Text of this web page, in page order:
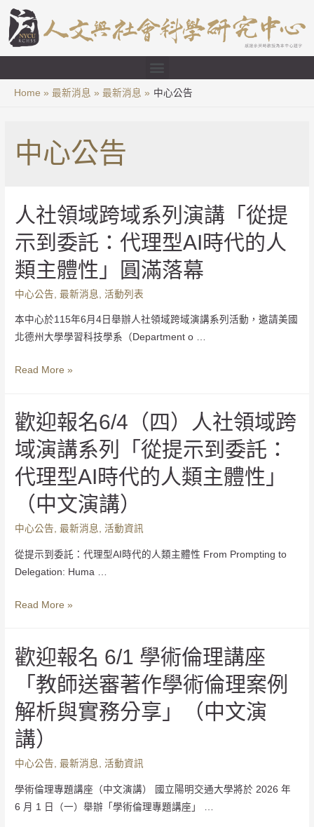
Home 最新消息 最新消息 中心公告
中心公告
人社領域跨域系列演講「從提
示到委託：代理型AI時代的人
類主體性」圓滿落幕
中心公告 ,最新消息 ,活動列表
本中心於115年6月4日舉辦人社領域跨域演講系列活動，邀請美國
北德州大學學習科技學系（Department o …
Read More »
歡迎報名6/4（四）人社領域跨
域演講系列「從提示到委託：
代理型AI時代的人類主體性」
（中文演講）
中心公告,最新消息,活動資訊
從提示到委託：代理型AI時代的人類主體性 From Prompting to
Delegation: Huma …
Read More »
歡迎報名 6/1 學術倫理講座
「教師送審著作學術倫理案例
解析與實務分享」（中文演
講）
中心公告 ,最新消息 ,活動資訊
學術倫理專題講座（中文演講） 國立陽明交通大學將於 2026 年
6 月 1 日（一）舉辦「學術倫理專題講座」 …